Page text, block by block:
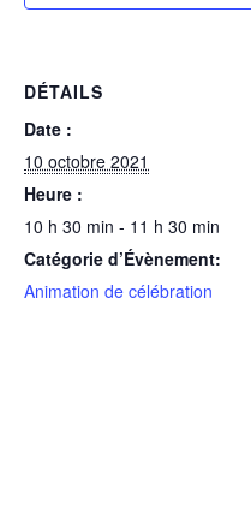
DÉTAILS
Date :
10 octobre 2021
Heure :
10 h 30 min - 11 h 30 min
Catégorie d’Évènement:
Animation de célébration